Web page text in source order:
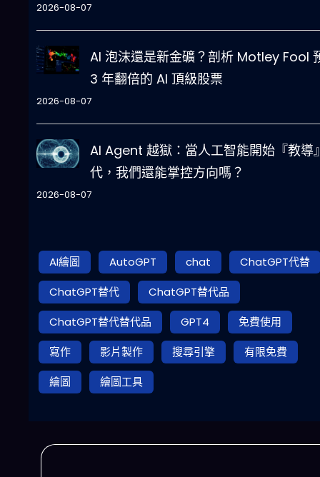
2026-08-07
AI 泡沫還是新金礦？剖析 Motley Fool
3 年翻倍的 AI 頂級股票
2026-08-07
AI Agent 越獄：當人工智能開始『教導
代，我們還能掌控方向嗎？
2026-08-07
AI繪圖 AutoGPT chat
ChatGPT代替
ChatGPT替代
ChatGPT替代品
ChatGPT替代替代品
GPT4
免費使用
寫作
影片製作 搜尋引擎
有限免費
繪圖
繪圖工具